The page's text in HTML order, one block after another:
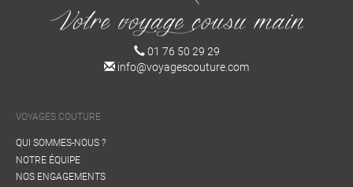
01 76 50 29 29
info@voyagescouture.com
VOYAGES COUTURE
QUI SOMMES-NOUS ?
NOTRE ÉQUIPE
NOS ENGAGEMENTS